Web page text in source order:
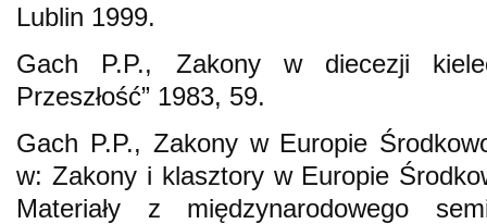
Lublin 1999.
Gach P.P., Zakony w diecezji
Przeszłość” 1983, 59.
Gach P.P., Zakony w Europie
w: Zakony i klasztory w Europie
Materiały z międzynarodowego